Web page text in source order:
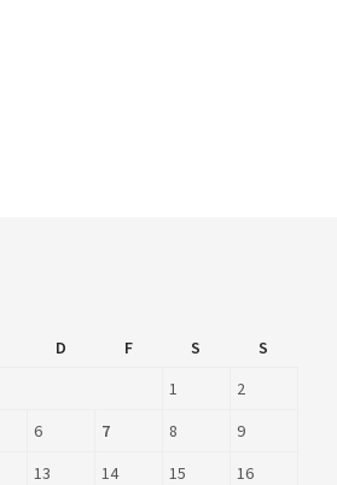
D F S
S
1
2
6 7 8
9
13 14 15
16